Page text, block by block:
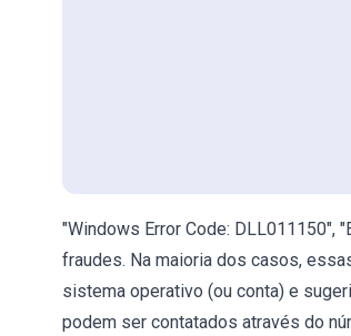
"Windows Error Code: DLL011150",
fraudes. Na maioria dos casos,
sistema operativo (ou conta) e
podem ser contatados através do